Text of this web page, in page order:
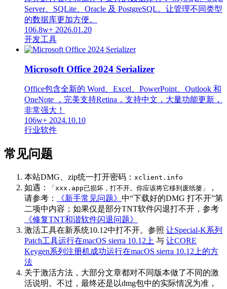
Server、SQLite、Oracle 及 PostgreSQL。让管理不同类型
的数据库更加方便。
106.8w+ 2026.01.20
开发工具
Microsoft Office 2024 Serializer
Office包含全新的 Word、Excel、PowerPoint、Outlook 和
OneNote ，完美支持Retina，支持中文，大量功能更新，
非常强大！
106w+ 2024.10.10
行业软件
常见问题
本站DMG、zip统一打开密码： xclient.info
如遇： 「xxx.app已损坏，打不开。你应该将它移到废纸篓」
，
请参考：
《新手常见问题》 中“下载好的DMG 打不开”第
二项中内容；如果仅是部分TNT软件闪退打不开，参考
《修复TNT和谐软件闪退问题》
激活工具在新系统10.12中打不开。参照 让Special-K系列
Patch工具运行在macOS sierra 10.12上 与 让CORE
Keygen系列注册机成功运行在macOS sierra 10.12上的方
法
关于激活方法，大部分文章都对不同版本做了不同的激
活说明。不过，最终还是以dmg包中的实际情况为准，